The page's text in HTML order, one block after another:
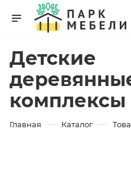
Детские
комплексы
Главная — Каталог —